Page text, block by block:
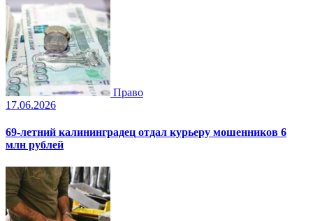
Право
17.06.2026
69-летний калининградец отдал курьеру мошенников 6
млн рублей